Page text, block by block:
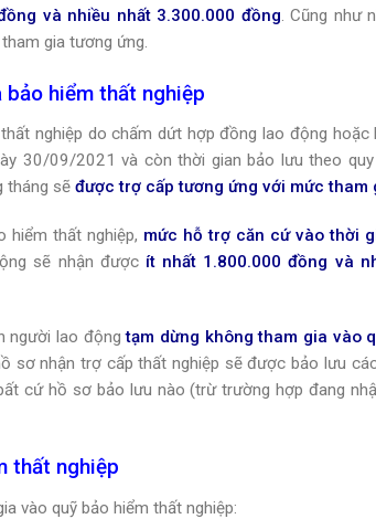
và nhiều nhất 3.300.000 đồng. Cũng như
gia tương ứng.
hiểm thất nghiệp
nghiệp do chấm dứt hợp đồng lao động hoặc
30/09/2021 và còn thời gian bảo lưu theo
tháng sẽ được trợ cấp tương ứng với mức tham
hiểm thất nghiệp, mức hỗ trợ căn cứ vào thời
sẽ nhận được ít nhất 1.800.000 đồng và
người lao độngtạm dừng không tham gia vào
sơ nhận trợ cấp thất nghiệp sẽ được bảo lưu
cứ hồ sơ bảo lưu nào (trừ trường hợp đang
thất nghiệp
vào quỹ bảo hiểm thất nghiệp: